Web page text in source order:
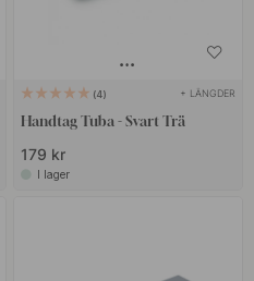
4 + LÄNGDER
Handtag Tuba - Svart Trä
179 kr
I lager